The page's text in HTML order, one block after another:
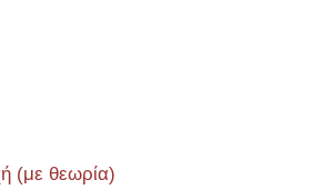
(με θεωρία)